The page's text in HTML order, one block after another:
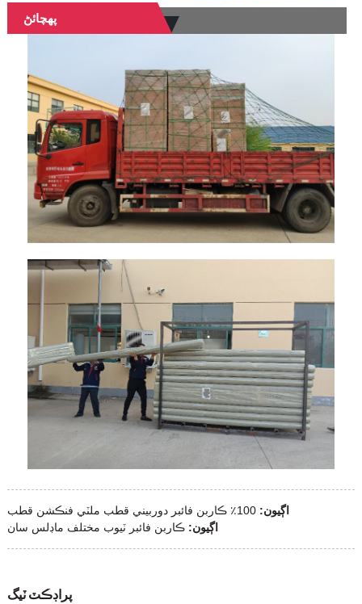
پهچائڻ
اڳيون: 100٪ ڪاربن فائبر دوربيني قطب ملٽي فنڪشن قطب
اڳيون: ڪاربن فائبر ٽيوب مختلف ماڊلس سان
پراڊڪٽ ٽيگ